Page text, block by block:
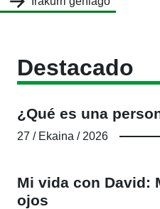
Destacado
¿Qué es una
27 / Ekaina / 2026
Mi vida con David:
ojos